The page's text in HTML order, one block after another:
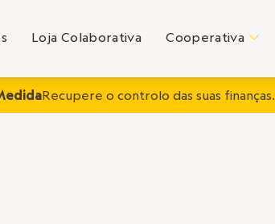
Loja Colaborativa Cooperativa C
Recupere o controlo das suas finanças.